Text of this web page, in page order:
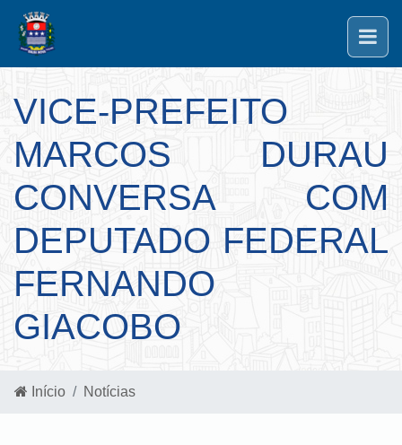
VICE-PREFEITO
MARCOS DURAU
CONVERSA COM
DEPUTADO FEDERAL
FERNANDO
GIACOBO
Início Notícias